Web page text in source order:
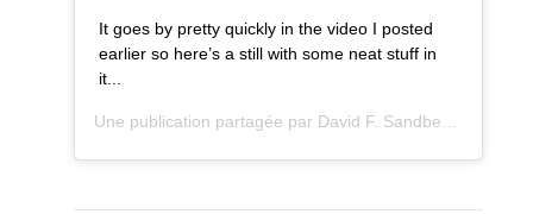
It goes by pretty quickly in the video I posted
earlier so here’s a still with some neat stuff in
it...
Une publication partagée par David F. Sandberg